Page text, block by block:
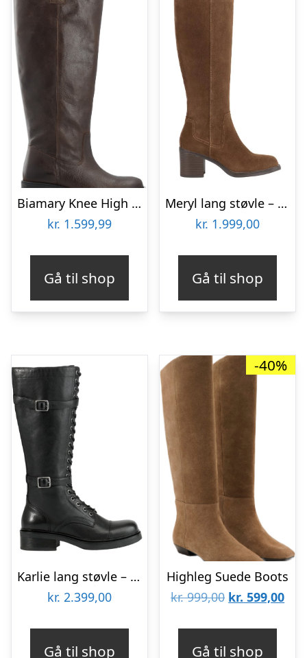
Biamary Knee High Pull On Boot Pull Up Leather
kr. 1.599,99
Gå til shop
Meryl lang støvle – Cocoa brown
kr. 1.999,00
Gå til shop
Karlie lang støvle – Sort
kr. 2.399,00
Gå til shop
-40%
Highleg Suede Boots
kr.999,00 Den
kr. 599,00Den
Gå til shop